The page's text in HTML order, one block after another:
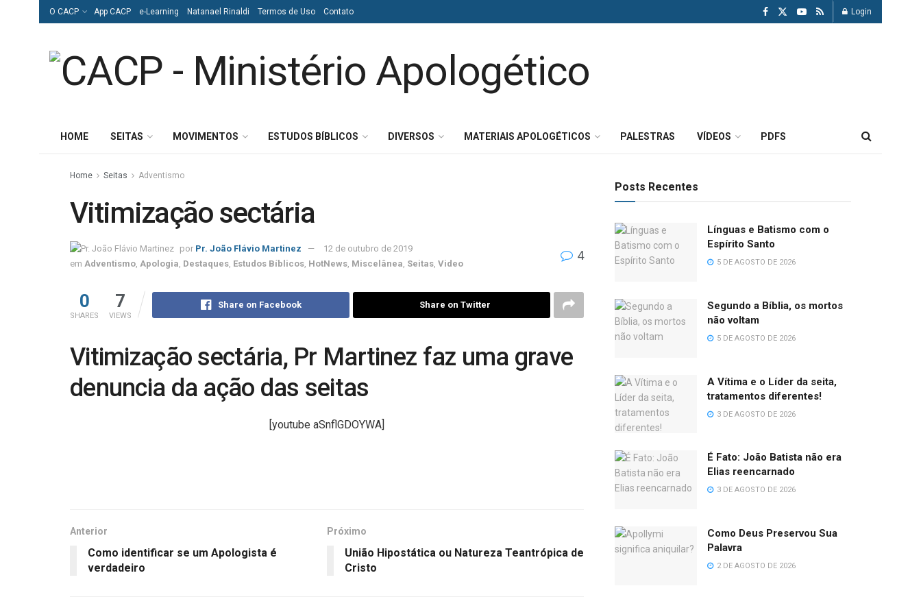
O CACP App CACP e-Learning Natanael Rinaldi Termos de Uso Contato Login
HOME SEITAS MOVIMENTOS ESTUDOS BÍBLICOS DIVERSOS MATERIAIS APOLOGÉTICOS PALESTRAS VÍDEOS PDFS
Home Seitas Adventismo
Vitimização sectária
por Pr. João Flávio Martinez
12 de outubro de 2019
em Adventismo, Apologia, Destaques, Estudos Bíblicos, HotNews, Miscelânea, Seitas, Video
4
0
SHARES
7
VIEWS
Share on Facebook Share on Twitter
Vitimização sectária, Pr Martinez faz uma grave
denuncia da ação das seitas
[youtube aSnflGDOYWA]
Anterior
Como identificar se um Apologista é
verdadeiro
Próximo
União Hipostática ou Natureza Teantrópica de
Cristo
Posts Recentes
Línguas e Batismo com o
Espírito Santo
5 DE AGOSTO DE 2026
Segundo a Bíblia, os mortos
não voltam
5 DE AGOSTO DE 2026
A Vítima e o Líder da seita,
tratamentos diferentes!
3 DE AGOSTO DE 2026
É Fato: João Batista não era
Elias reencarnado
3 DE AGOSTO DE 2026
Como Deus Preservou Sua
Palavra
2 DE AGOSTO DE 2026